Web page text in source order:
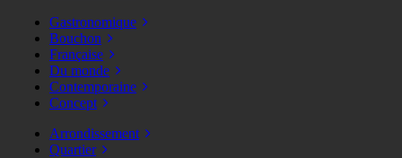
Gastronomique
Bouchon
Française
Du monde
Contemporaine
Concept
Arrondissement
Quartier